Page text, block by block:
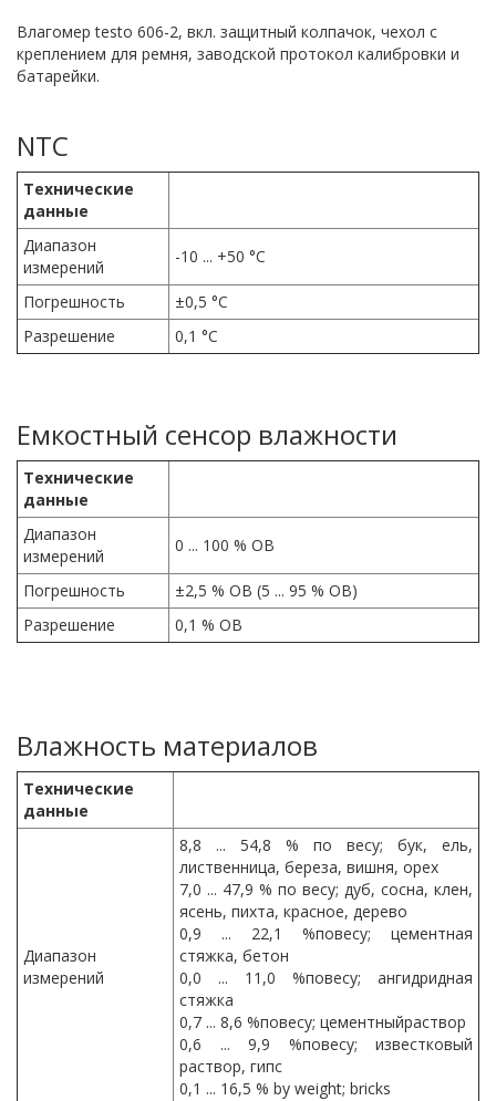
Влагомер testo 606-2, вкл. защитный колпачок, чехол с
креплением для ремня, заводской протокол калибровки и
батарейки.
NTC
Технические
данные
Диапазон
измерений
-10 ... +50 °C
Погрешность
±0,5 °C
Разрешение
0,1 °C
Емкостный сенсор влажности
Технические
данные
Диапазон
измерений
0 ... 100 % ОВ
Погрешность
±2,5 % ОВ (5 ... 95 % ОВ)
Разрешение
0,1 % ОВ
Влажность материалов
Технические
данные
Диапазон
измерений
8,8 ... 54,8 % по весy; бук, ель,
лиственница, береза, вишня, opex
7,0 ... 47,9 % пo вecy; дуб, сосна, клен,
ясень, пихта, красноe, деревo
0,9 ... 22,1 %повесy; цементная
стяжка, бетон
0,0 ... 11,0 %повесy; ангидридная
стяжка
0,7 ... 8,6 %повесy; цементныйраствоp
0,6 ... 9,9 %повесy; известковый
раствор, гипc
0,1 ... 16,5 % by weight; bricks